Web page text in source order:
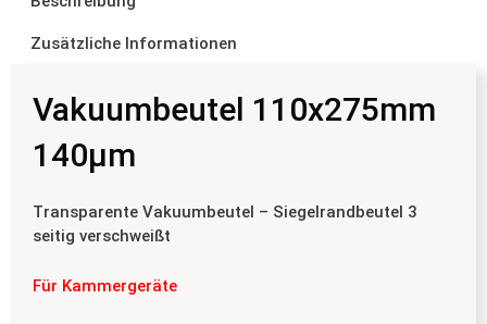
Zusätzliche Informationen
Vakuumbeutel 110x275mm
140µm
Transparente Vakuumbeutel – Siegelrandbeutel 3
seitig verschweißt
Für Kammergeräte